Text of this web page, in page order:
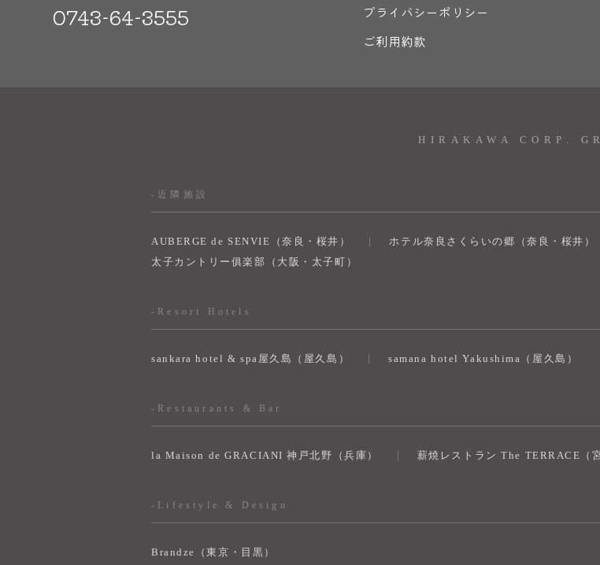
0743-64-3555
プライバシーポリシー
ご利用約款
HIRAKAWA CORP.
-近隣施設
AUBERGE de SENVIE（奈良・桜井） ホテル奈良さくらいの郷（奈良・桜井）
太子カントリー俱楽部（大阪・太子町）
-Resort Hotels
sankara hotel & spa屋久島（屋久島） samana hotel Yakushima（屋久島）
-Restaurants & Bar
la Maison de GRACIANI 神戸北野（兵庫） 薪焼レストラン The TERRACE（
-Lifestyle & Design
Brandze（東京・目黒）